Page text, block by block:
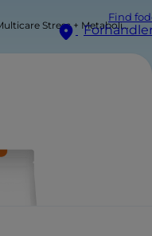
Find
+ Metabolic kattefoder med kylling